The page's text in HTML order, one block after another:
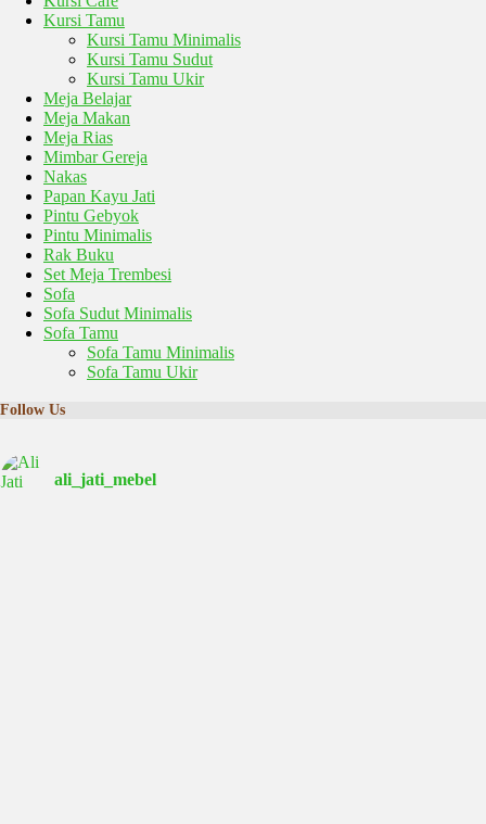
Kursi Tamu
Kursi Tamu Minimalis
Kursi Tamu Sudut
Kursi Tamu Ukir
Meja Belajar
Meja Makan
Meja Rias
Mimbar Gereja
Nakas
Papan Kayu Jati
Pintu Gebyok
Pintu Minimalis
Rak Buku
Set Meja Trembesi
Sofa
Sofa Sudut Minimalis
Sofa Tamu
Sofa Tamu Minimalis
Sofa Tamu Ukir
Follow Us
ali_jati_mebel